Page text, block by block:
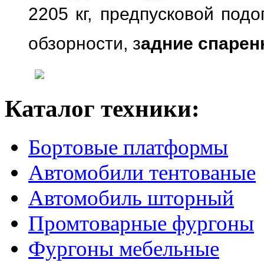
2205 кг, предпусковой
обзорности, задние
Каталог техники:
Бортовые платформы
Автомобили тентованые
Автомобиль шторный
Промтоварные фургоны
Фургоны мебельные